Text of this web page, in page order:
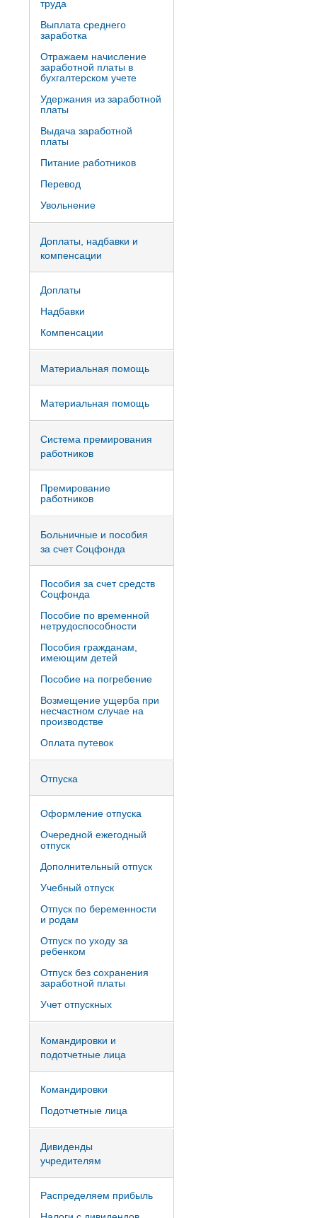
труда
Выплата среднего
заработка
Отражаем начисление
заработной платы в
бухгалтерском учете
Удержания из заработной
платы
Выдача заработной
платы
Питание работников
Перевод
Увольнение
Доплаты, надбавки и
компенсации
Доплаты
Надбавки
Компенсации
Материальная помощь
Материальная помощь
Система премирования
работников
Премирование
работников
Больничные и пособия
за счет Соцфонда
Пособия за счет средств
Соцфонда
Пособие по временной
нетрудоспособности
Пособия гражданам,
имеющим детей
Пособие на погребение
Возмещение ущерба при
несчастном случае на
производстве
Оплата путевок
Отпуска
Оформление отпуска
Очередной ежегодный
отпуск
Дополнительный отпуск
Учебный отпуск
Отпуск по беременности
и родам
Отпуск по уходу за
ребенком
Отпуск без сохранения
заработной платы
Учет отпускных
Командировки и
подотчетные лица
Командировки
Подотчетные лица
Дивиденды
учредителям
Распределяем прибыль